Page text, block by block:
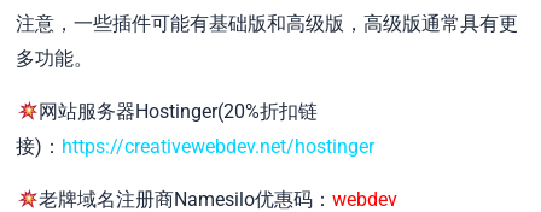
注意，一些插件可能有基础版和高级版，高级版通常具有更
多功能。
网站服务器Hostinger(20%折扣链
接)： https://creativewebdev.net/hostinger
老牌域名注册商Namesilo优惠码： webdev